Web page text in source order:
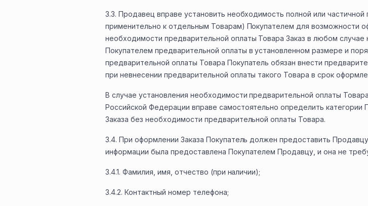
3.3. Продавец вправе установить необходимость полной или
применительно к отдельным Товарам) Покупателем для возможности
необходимости предварительной оплаты Товара Заказ в любом
Покупателем предварительной оплаты в установленном размере и
предварительной оплаты Товара Покупатель обязан внести
при невнесении предварительной оплаты такого Товара в срок
В случае установления необходимости предварительной оплаты
Российской Федерации вправе самостоятельно определить
Заказа без необходимости предварительной оплаты Товара.
3.4. При оформлении Заказа Покупатель должен предоставить
информации была предоставлена Покупателем Продавцу, и она не
3.4.1. Фамилия, имя, отчество (при наличии);
3.4.2. Контактный номер телефона;